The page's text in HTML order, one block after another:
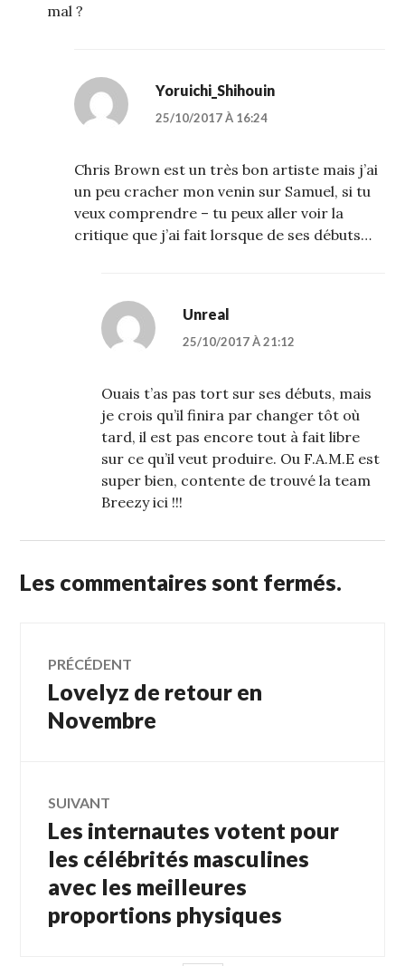
mal ?
Yoruichi_Shihouin
25/10/2017 À 16:24
Chris Brown est un très bon artiste mais j’ai
un peu cracher mon venin sur Samuel, si tu
veux comprendre – tu peux aller voir la
critique que j’ai fait lorsque de ses débuts…
Unreal
25/10/2017 À 21:12
Ouais t’as pas tort sur ses débuts, mais
je crois qu’il finira par changer tôt où
tard, il est pas encore tout à fait libre
sur ce qu’il veut produire. Ou F.A.M.E est
super bien, contente de trouvé la team
Breezy ici !!!
Les commentaires sont fermés.
Navigation
de
PRÉCÉDENT
Article
précédent :
Lovelyz de retour en
Novembre
SUIVANT
Article
Suivant:
Les internautes votent pour
les célébrités masculines
avec les meilleures
proportions physiques